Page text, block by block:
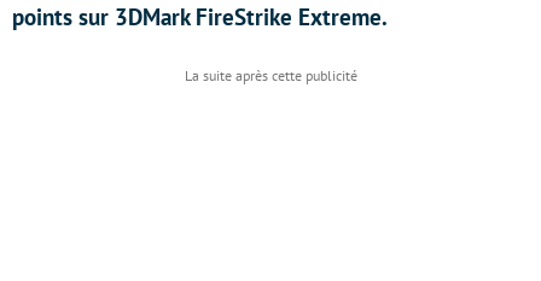
points sur 3DMark FireStrike Extreme.